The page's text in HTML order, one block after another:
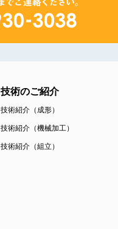
技術のご紹介
技術紹介（成形）
技術紹介（機械加工）
技術紹介（組立）